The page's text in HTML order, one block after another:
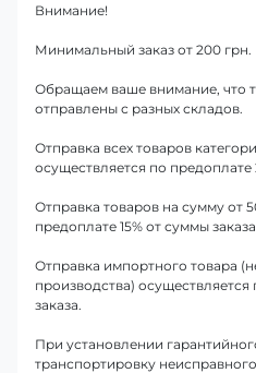
Внимание!
Минимальный заказ от 200 грн.
Обращаем ваше внимание, что
отправлены с разных складов.
Отправка всех товаров
осуществляется по предоплате
Отправка товаров на сумму от
предоплате 15% от суммы
Отправка импортного товара
производства)
заказа.
При установлении
транспортировку